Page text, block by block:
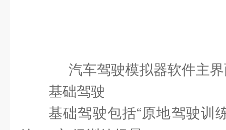
汽车驾驶模拟器软件主界
基础驾驶
基础驾驶包括“原地驾驶训